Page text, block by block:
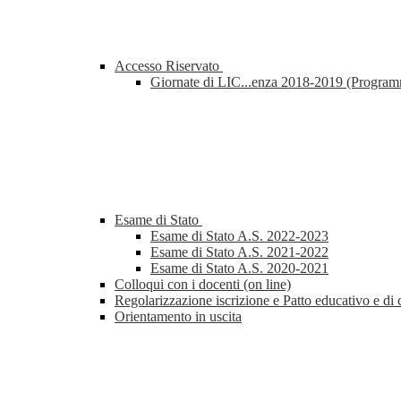
Accesso Riservato
Giornate di LIC...enza 2018-2019
Esame di Stato
Esame di Stato A.S. 2022-2023
Esame di Stato A.S. 2021-2022
Esame di Stato A.S. 2020-2021
Colloqui con i docenti (on line)
Regolarizzazione iscrizione e Patto educativo e di
Orientamento in uscita